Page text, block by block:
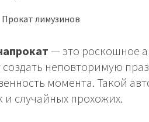
Прокат лимузинов
— это роскошное
создать неповторимую
момента. Такой
и случайных прохожих.